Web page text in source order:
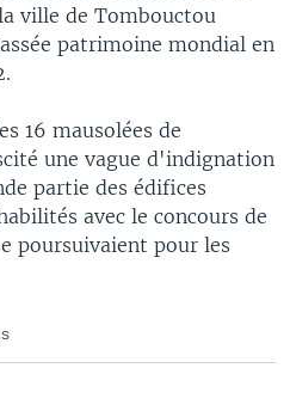
ville de Tombouctou
patrimoine mondial en
16 mausolées de
une vague d'indignation
partie des édifices
avec le concours de
poursuivaient pour les